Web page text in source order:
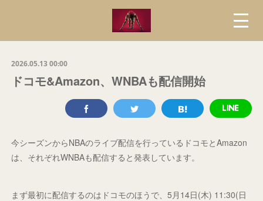
2026.05.13 00:00
ドコモ&Amazon、WNBAも配信開始
今シーズンからNBAのライブ配信を行っているドコモとAmazon
は、それぞれWNBAも配信すると発表しています。
まず最初に配信するのはドコモのほうで、5月14日(木) 11:30(日